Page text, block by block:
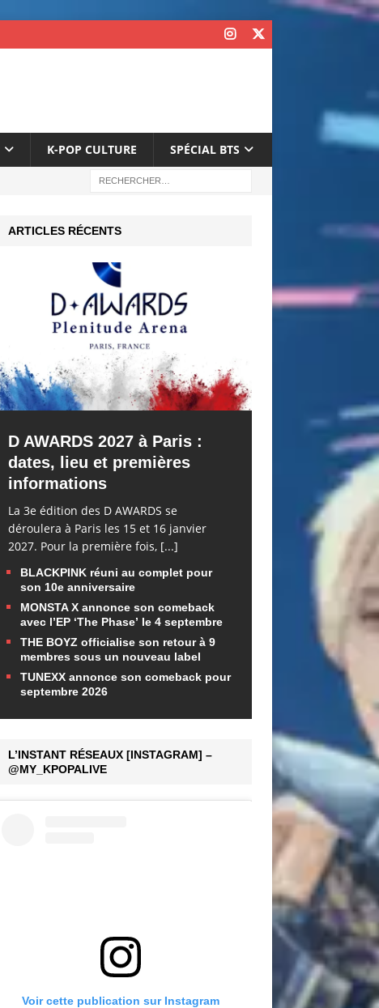
K-POP CULTURE SPÉCIAL BTS
ARTICLES RÉCENTS
D AWARDS 2027 à Paris :
dates, lieu et premières
informations
La 3e édition des D AWARDS se
déroulera à Paris les 15 et 16 janvier
2027. Pour la première fois, [...]
BLACKPINK réuni au complet pour
son 10e anniversaire
MONSTA X annonce son comeback
avec l’EP ‘The Phase’ le 4 septembre
THE BOYZ officialise son retour à 9
membres sous un nouveau label
TUNEXX annonce son comeback pour
septembre 2026
L’INSTANT RÉSEAUX [INSTAGRAM] –
@MY_KPOPALIVE
Voir cette publication sur Instagram